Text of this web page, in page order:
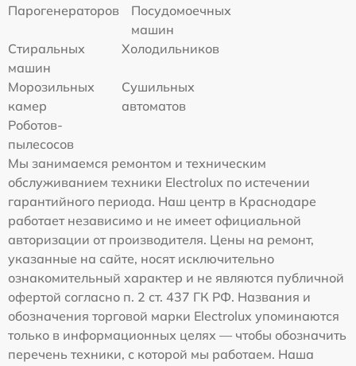
Парогенераторов
Посудомоечных
машин
Стиральных
машин
Холодильников
Морозильных
камер
Сушильных
автоматов
Роботов-
пылесосов
Мы занимаемся ремонтом и техническим
обслуживанием техники Electrolux по истечении
гарантийного периода. Наш центр в Краснодаре
работает независимо и не имеет официальной
авторизации от производителя. Цены на ремонт,
указанные на сайте, носят исключительно
ознакомительный характер и не являются публичной
офертой согласно п. 2 ст. 437 ГК РФ. Названия и
обозначения торговой марки Electrolux упоминаются
только в информационных целях — чтобы обозначить
перечень техники, с которой мы работаем. Наша